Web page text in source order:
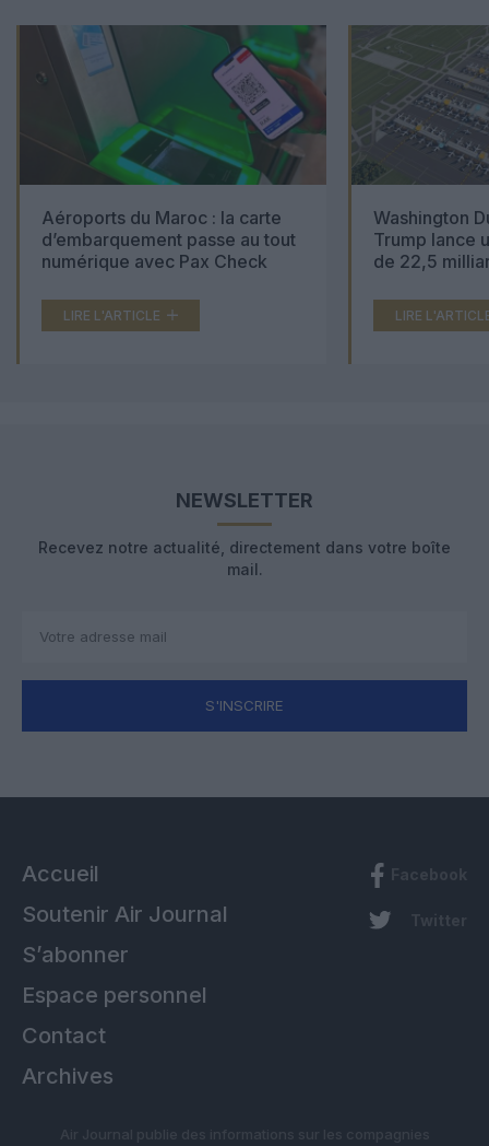
Aéroports du Maroc : la carte
d’embarquement passe au tout
numérique avec Pax Check
LIRE L'ARTICLE
Washington
Trump lance
de 22,5
LIRE
NEWSLETTER
Recevez notre actualité, directement dans votre boîte
mail.
S'INSCRIRE
Accueil
Soutenir Air Journal
S’abonner
Espace personnel
Contact
Archives